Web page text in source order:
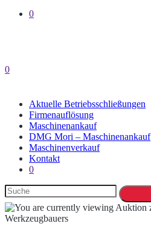
0
0
Aktuelle Betriebsschließungen
Firmenauflösung
Maschinenankauf
DMG Mori – Maschinenankauf
Maschinenverkauf
Kontakt
0